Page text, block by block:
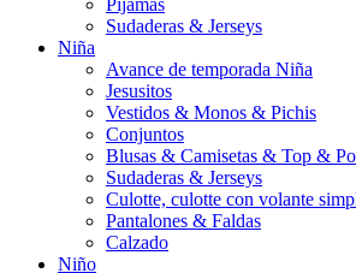
Pijamas
Sudaderas & Jerseys
Niña
Avance de temporada Niña
Jesusitos
Vestidos & Monos & Pichis
Conjuntos
Blusas & Camisetas & Top &
Sudaderas & Jerseys
Culotte, culotte con volante
Pantalones & Faldas
Calzado
Niño